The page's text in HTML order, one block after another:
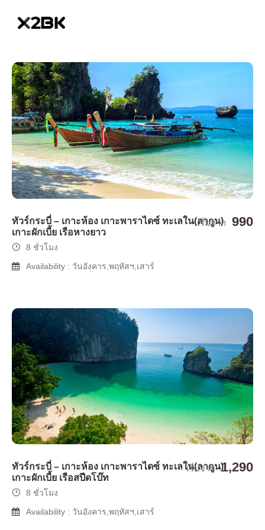
ทัวร์กระบี่ – เกาะห้อง เกาะพาราไดซ์ ทะเลใน(ลากูน)
เกาะผักเบี้ย เรือหางยาว
เริ่มจาก 990
8 ชั่วโมง
Availability : วันอังคาร,พฤหัสฯ,เสาร์
ทัวร์กระบี่ – เกาะห้อง เกาะพาราไดซ์ ทะเลใน(ลากูน)
เกาะผักเบี้ย เรือสปีดโบ๊ท
เริ่มจาก 1,290
8 ชั่วโมง
Availability : วันอังคาร,พฤหัสฯ,เสาร์